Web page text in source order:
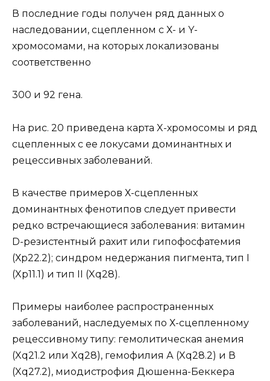
В последние годы получен ряд данных о
наследовании, сцепленном с Х- и Y-
хромосомами, на которых локализованы
соответственно
300 и 92 гена.
На рис. 20 приведена карта X-хромосомы и ряд
сцепленных с ее локусами доминантных и
рецессивных заболеваний.
В качестве примеров Х-сцепленных
доминантных фенотипов следует привести
редко встречающиеся заболевания: витамин
D-резистентный рахит или гипофосфатемия
(Хр22.2); синдром недержания пигмента, тип I
(Xp11.1) и тип II (Xq28).
Примеры наиболее распространенных
заболеваний, наследуемых по Х-сцепленному
рецессивному типу: гемолитическая анемия
(Xq21.2 или Xq28), гемофилия А (Xq28.2) и В
(Xq27.2), миодистрофия Дюшенна-Беккера